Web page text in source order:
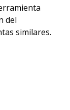
del
similares.